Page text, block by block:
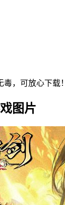
，可放心下载！
图片